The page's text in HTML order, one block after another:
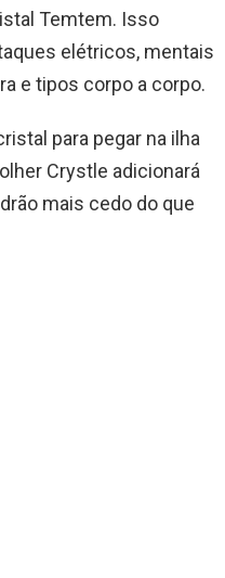
Temtem. Isso
elétricos, mentais
e tipos corpo a corpo.
para pegar na ilha
Crystle adicionará
mais cedo do que